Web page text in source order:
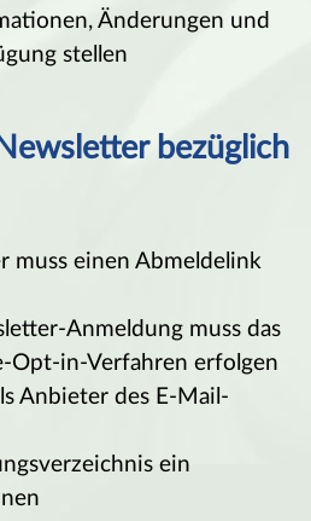
Änderungen und
stellen
bezüglich
muss einen Abmeldelink
Anmeldung muss das
Opt-in-Verfahren erfolgen
Anbieter des E-Mail-
ein